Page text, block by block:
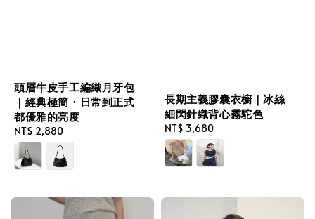
頭層牛皮手工編織月牙包
｜經典極簡・日常到正式
都優雅的亮度
Regular
price
NT$ 2,880
長期主義膠囊衣櫥｜冰絲
細閃針織背心霧駝色
Regular
price
NT$ 3,680